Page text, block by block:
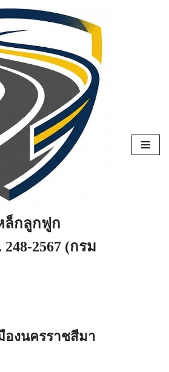
ล็กลูกฟูก
2567 (กรม
องนครราชสีมา